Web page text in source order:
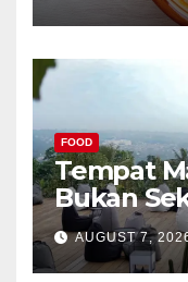
FOOD
Tempat
Bukan
AUGUST 7,